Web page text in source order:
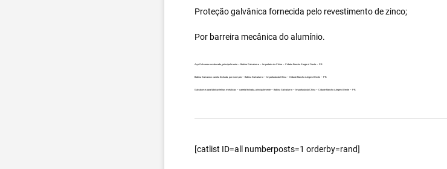
Proteção galvânica fornecida pelo revestimento de zinco;
Por barreira mecânica do alumínio.
Aço Galvanew no atacado, principalmente – Bobina Galvalume – Importada da China – Cidade Rancho Alegre d Oeste – PR.
Bobina Galvanew carreta fechada, por exemplo – Bobina Galvalume – Importada da China – Cidade Rancho Alegre d Oeste – PR.
Galvalume para fabricar telhas metálicas – carreta fechada, principalmente – Bobina Galvalume – Importada da China – Cidade Rancho Alegre d Oeste – PR.
[catlist ID=all numberposts=1 orderby=rand]